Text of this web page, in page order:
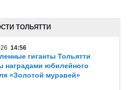
ТОЛЬЯТТИ
14:56
гиганты Тольятти
наградами юбилейного
«Золотой муравей»